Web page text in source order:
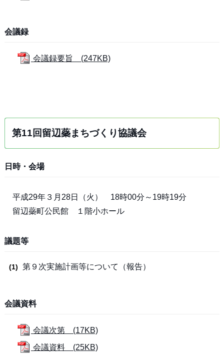
会議録
会議録要旨 (247KB)
第11回留辺蘂まちづくり協議会
日時・会場
平成29年３月28日（火） 18時00分～19時19分
留辺蘂町公民館 １階小ホール
議題等
第９次実施計画等について（報告）
会議資料
会議次第 (17KB)
会議資料 (25KB)